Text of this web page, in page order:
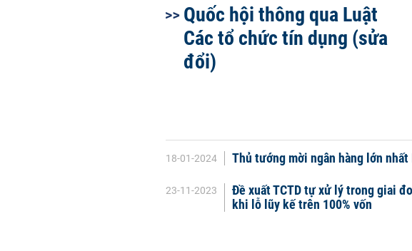
Quốc hội thông qua Luật
Các tổ chức tín dụng (sửa
đổi)
18-01-2024 Thủ tướng mời ngân hàng lớn nhất
23-11-2023
Đề xuất TCTD tự xử lý trong giai
khi lỗ lũy kế trên 100% vốn